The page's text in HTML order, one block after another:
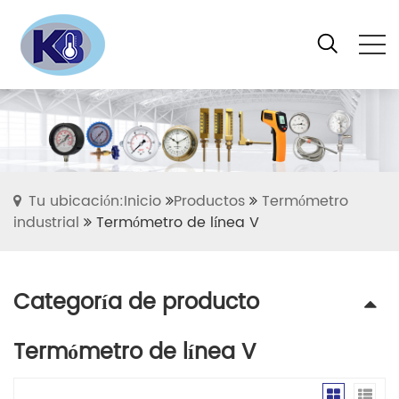
Tu ubicación:Inicio Productos
Termómetro
industrial
Termómetro de línea V
Categoría de producto
Termómetro de línea V